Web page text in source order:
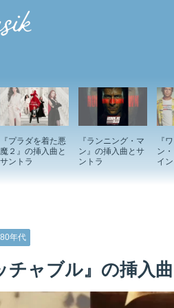
『プラダを着た悪
魔２』の挿入曲と
サントラ
『ランニング・マ
ン』の挿入曲とサ
ントラ
『
ン
イ
年代
チャブル』の挿入